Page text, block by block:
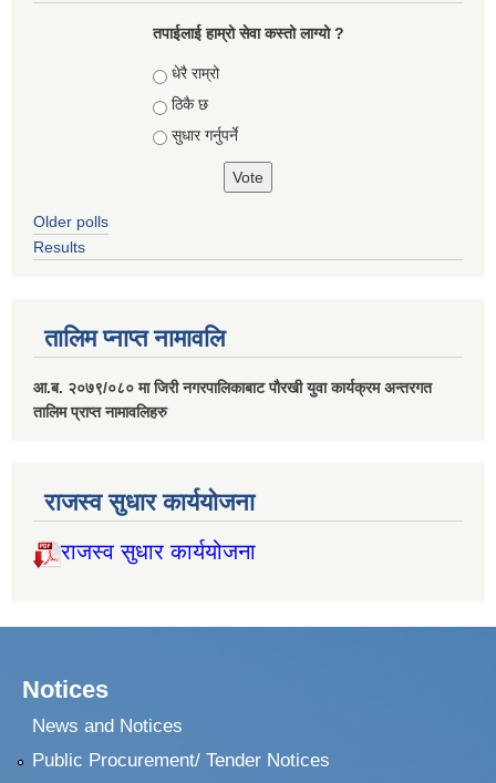
तपाईलाई हाम्रो सेवा कस्तो लाग्यो ?
Choices
धेरै राम्रो
ठिकै छ
सुधार गर्नुपर्ने
Older polls
Results
तालिम प्नाप्त नामावलि
आ.ब. २०७९/०८० मा जिरी नगरपालिकाबाट पौरखी युवा कार्यक्रम अन्तरगत
तालिम प्राप्त नामावलिहरु
राजस्व सुधार कार्ययोजना
राजस्व सुधार कार्ययोजना
Notices
News and Notices
Public Procurement/ Tender Notices